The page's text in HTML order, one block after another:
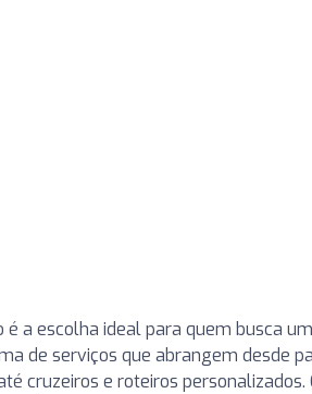
é a escolha ideal para quem busca
de serviços que abrangem desde
cruzeiros e roteiros